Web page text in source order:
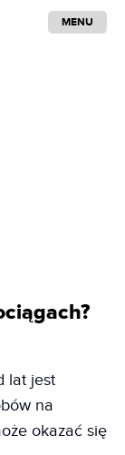
MENU
lat jest
na
okazać się